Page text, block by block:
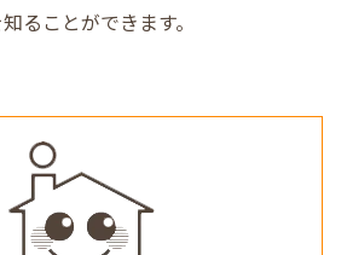
ることができます。